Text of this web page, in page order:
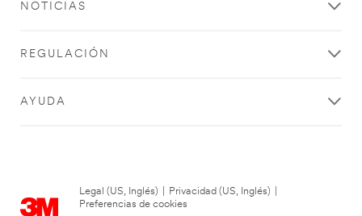
NOTICIAS
REGULACIÓN
AYUDA
Legal (US, Inglés) Privacidad (US, Inglés)
Preferencias de cookies